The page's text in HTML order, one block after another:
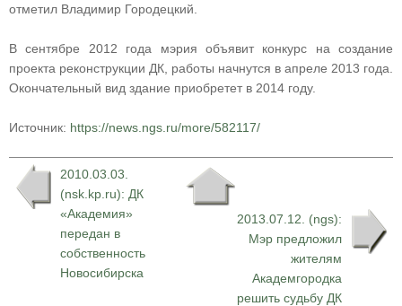
отметил Владимир Городецкий.
В сентябре 2012 года мэрия объявит конкурс на создание
проекта реконструкции ДК, работы начнутся в апреле 2013 года.
Окончательный вид здание приобретет в 2014 году.
Источник: https://news.ngs.ru/more/582117/
2010.03.03.
(nsk.kp.ru): ДК
«Академия»
передан в
собственность
Новосибирска
2013.07.12. (ngs):
Мэр предложил
жителям
Академгородка
решить судьбу ДК